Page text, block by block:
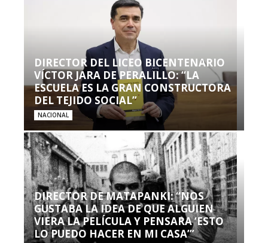
DIRECTOR DEL LICEO BICENTENARIO
VÍCTOR JARA DE PERALILLO: “LA
ESCUELA ES LA GRAN CONSTRUCTORA
DEL TEJIDO SOCIAL”
NACIONAL
DIRECTOR DE MATAPANKI: “NOS
GUSTABA LA IDEA DE QUE ALGUIEN
VIERA LA PELÍCULA Y PENSARA ‘ESTO
LO PUEDO HACER EN MI CASA’”